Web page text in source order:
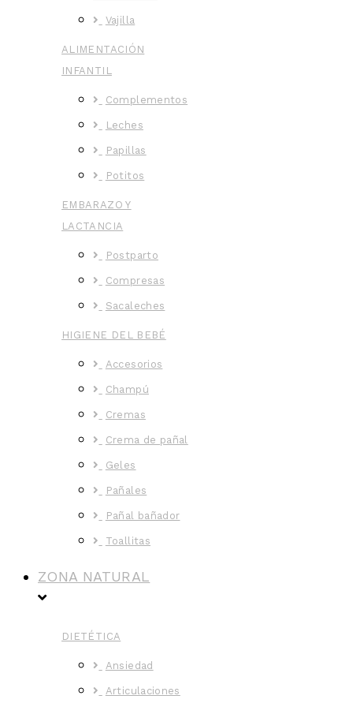
Vajilla
ALIMENTACIÓN
INFANTIL
Complementos
Leches
Papillas
Potitos
EMBARAZO Y
LACTANCIA
Postparto
Compresas
Sacaleches
HIGIENE DEL BEBÉ
Accesorios
Champú
Cremas
Crema de pañal
Geles
Pañales
Pañal bañador
Toallitas
ZONA NATURAL
DIETÉTICA
Ansiedad
Articulaciones